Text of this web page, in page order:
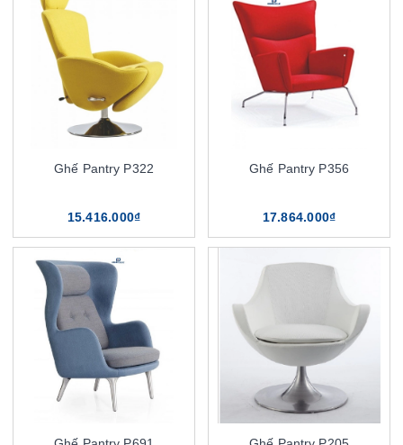
Ghế Pantry P322
15.416.000₫
Ghế Pantry P356
17.864.000₫